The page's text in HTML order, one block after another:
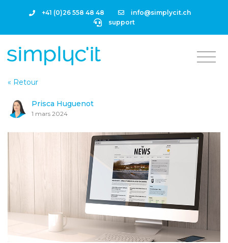
+41 (0)26 558 48 48
info@simplycit.ch
support
« Retour
Prisca Huguenot
1 mars 2024